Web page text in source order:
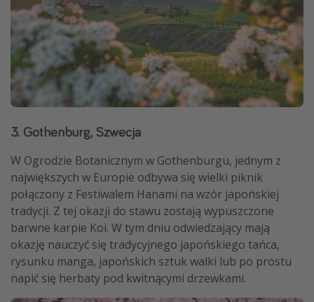
3. Gothenburg, Szwecja
W Ogrodzie Botanicznym w Gothenburgu, jednym z
największych w Europie odbywa się wielki piknik
połączony z Festiwalem Hanami na wzór japońskiej
tradycji. Z tej okazji do stawu zostają wypuszczone
barwne karpie Koi. W tym dniu odwiedzający mają
okazję nauczyć się tradycyjnego japońskiego tańca,
rysunku manga, japońskich sztuk walki lub po prostu
napić się herbaty pod kwitnącymi drzewkami.